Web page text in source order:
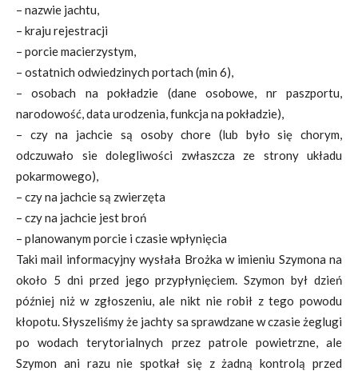
– nazwie jachtu,
– kraju rejestracji
– porcie macierzystym,
– ostatnich odwiedzinych portach (min 6),
– osobach na pokładzie (dane osobowe, nr paszportu,
narodowość, data urodzenia, funkcja na pokładzie),
– czy na jachcie są osoby chore (lub było się chorym,
odczuwało sie dolegliwości zwłaszcza ze strony układu
pokarmowego),
– czy na jachcie są zwierzęta
– czy na jachcie jest broń
– planowanym porcie i czasie wpłynięcia
Taki mail informacyjny wysłała Brożka w imieniu Szymona na
około 5 dni przed jego przypłynięciem. Szymon był dzień
później niż w zgłoszeniu, ale nikt nie robił z tego powodu
kłopotu. Słyszeliśmy że jachty sa sprawdzane w czasie żeglugi
po wodach terytorialnych przez patrole powietrzne, ale
Szymon ani razu nie spotkał się z żadną kontrolą przed